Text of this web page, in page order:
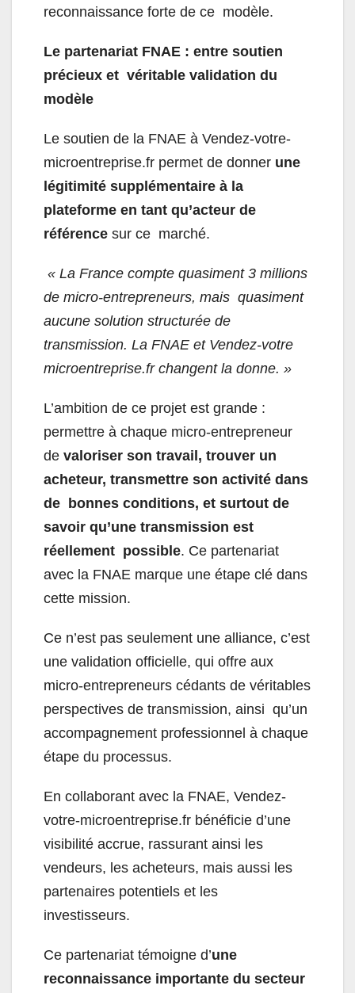
reconnaissance forte de ce modèle.
Le partenariat FNAE : entre soutien
précieux et véritable validation du
modèle
Le soutien de la FNAE à Vendez-votre-
microentreprise.fr permet de donner une
légitimité supplémentaire à la
plateforme en tant qu’acteur de
référence sur ce marché.
« La France compte quasiment 3 millions
de micro-entrepreneurs, mais quasiment
aucune solution structurée de
transmission. La FNAE et Vendez-votre
microentreprise.fr changent la donne. »
L’ambition de ce projet est grande :
permettre à chaque micro-entrepreneur
de valoriser son travail, trouver un
acheteur, transmettre son activité dans
de bonnes conditions, et surtout de
savoir qu’une transmission est
réellement possible. Ce partenariat
avec la FNAE marque une étape clé dans
cette mission.
Ce n’est pas seulement une alliance, c’est
une validation officielle, qui offre aux
micro-entrepreneurs cédants de véritables
perspectives de transmission, ainsi qu’un
accompagnement professionnel à chaque
étape du processus.
En collaborant avec la FNAE, Vendez-
votre-microentreprise.fr bénéficie d’une
visibilité accrue, rassurant ainsi les
vendeurs, les acheteurs, mais aussi les
partenaires potentiels et les
investisseurs.
Ce partenariat témoigne d’une
reconnaissance importante du secteur